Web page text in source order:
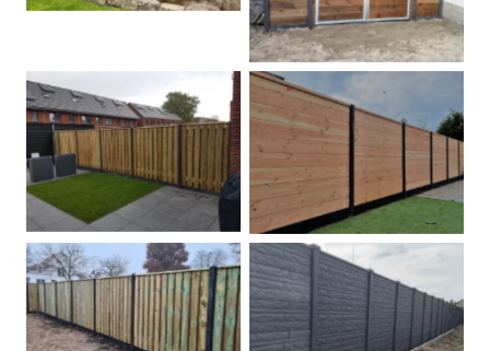
Betonpalen schutting Douglas
Hout beton schuttingen Rots motief antraciet